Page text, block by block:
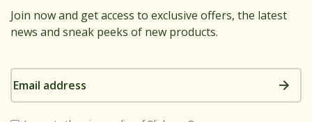
Join now and get access to exclusive offers, the latest
news and sneak peeks of new products.
Email
address